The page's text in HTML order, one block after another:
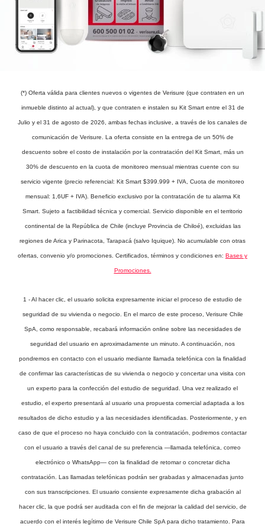
(*) Oferta válida para clientes nuevos o vigentes de Verisure (que contraten en un
inmueble distinto al actual), y que contraten e instalen su Kit Smart entre el 31 de
Julio y el 31 de agosto de 2026, ambas fechas inclusive, a través de los canales de
comunicación de Verisure. La oferta consiste en la entrega de un 50% de
descuento sobre el costo de instalación por la contratación del Kit Smart, más un
30% de descuento en la cuota de monitoreo mensual mientras cuente con su
servicio vigente (precio referencial: Kit Smart $399.999 + IVA, Cuota de monitoreo
mensual: 1,6UF + IVA). Beneficio exclusivo por la contratación de tu alarma Kit
Smart. Sujeto a factibilidad técnica y comercial. Servicio disponible en el territorio
continental de la República de Chile (incluye Provincia de Chiloé), excluidas las
regiones de Arica y Parinacota, Tarapacá (salvo Iquique). No acumulable con otras
ofertas, convenio y/o promociones. Certificados, términos y condiciones en: Bases y
Promociones.
1 - Al hacer clic, el usuario solicita expresamente iniciar el proceso de estudio de
seguridad de su vivienda o negocio. En el marco de este proceso, Verisure Chile
SpA, como responsable, recabará información online sobre las necesidades de
seguridad del usuario en aproximadamente un minuto. A continuación, nos
pondremos en contacto con el usuario mediante llamada telefónica con la finalidad
de confirmar las características de su vivienda o negocio y concertar una visita con
un experto para la confección del estudio de seguridad. Una vez realizado el
estudio, el experto presentará al usuario una propuesta comercial adaptada a los
resultados de dicho estudio y a las necesidades identificadas. Posteriormente, y en
caso de que el proceso no haya concluido con la contratación, podremos contactar
con el usuario a través del canal de su preferencia —llamada telefónica, correo
electrónico o WhatsApp— con la finalidad de retomar o concretar dicha
contratación. Las llamadas telefónicas podrán ser grabadas y almacenadas junto
con sus transcripciones. El usuario consiente expresamente dicha grabación al
hacer clic, la que podrá ser auditada con el fin de mejorar la calidad del servicio, de
acuerdo con el interés legítimo de Verisure Chile SpA para dicho tratamiento. Para